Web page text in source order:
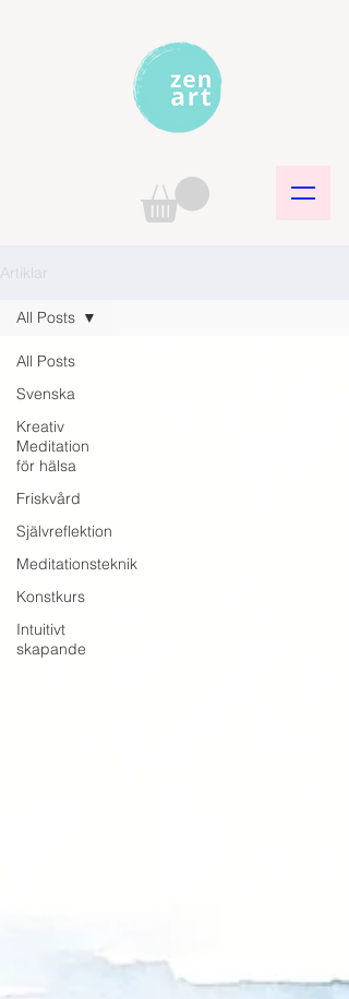
Artiklar
All Posts
Svenska
Kreativ
Meditation
för hälsa
Friskvård
Självreflektion
Meditationsteknik
Konstkurs
Intuitivt
skapande
All Posts